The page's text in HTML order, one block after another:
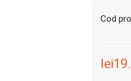
Cod
lei